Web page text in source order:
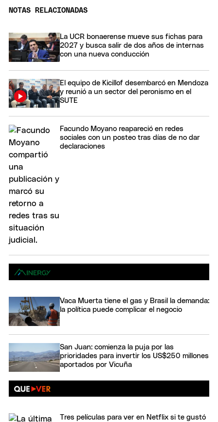
NOTAS RELACIONADAS
La UCR bonaerense mueve sus fichas para
2027 y busca salir de dos años de internas
con una nueva conducción
El equipo de Kicillof desembarcó en Mendoza
y reunió a un sector del peronismo en el
SUTE
Facundo Moyano reapareció en redes
sociales con un posteo tras días de no dar
declaraciones
Vaca Muerta tiene el gas y Brasil la demanda:
la política puede complicar el negocio
San Juan: comienza la puja por las
prioridades para invertir los US$250 millones
aportados por Vicuña
Tres películas para ver en Netflix si te gustó